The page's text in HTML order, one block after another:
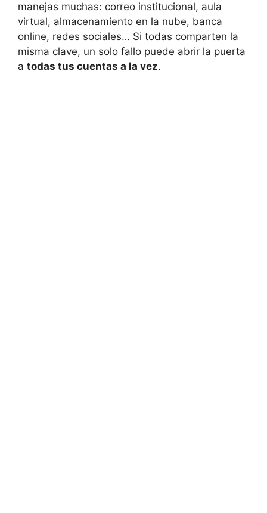
manejas muchas: correo institucional, aula
virtual, almacenamiento en la nube, banca
online, redes sociales… Si todas comparten la
misma clave, un solo fallo puede abrir la puerta
a todas tus cuentas a la vez.